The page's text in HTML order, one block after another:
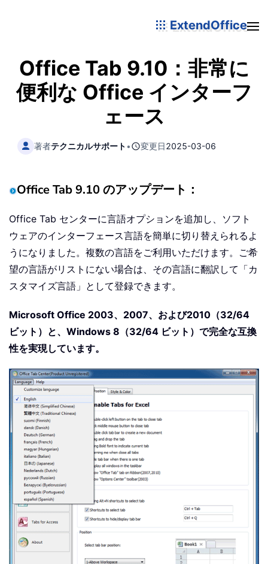
ExtendOffice
Office Tab 9.10：非常に
便利な Office インターフ
ェース
著者テクニカルサポート• 変更日2025-03-06
Office Tab 9.10 のアップデート：
Office Tab センターに言語オプションを追加し、ソフト
ウェアのインターフェース言語を簡単に切り替えられるよ
うになりました。複数の言語をご利用いただけます。ご希
望の言語がリストにない場合は、その言語に翻訳して「カ
スタマイズ言語」として登録できます。
Microsoft Office 2003、2007、および2010（32/64
ビット）と、Windows 8（32/64 ビット）で完全な互換
性を実現しています。